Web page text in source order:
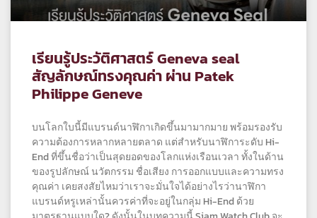
เรียนรู้ประวัติศาสตร์ Geneva seal
สัญลักษณ์ทรงคุณค่า ผ่าน Patek
Philippe Geneve
บนโลกใบนี้มีแบรนด์นาฬิกาเกิดขึ้นมามากมาย พร้อมรองรับ
ความต้องการหลากหลายตลาด แต่สำหรับนาฬิการะดับ Hi-
End ที่ขึ้นชื่อว่าเป็นสุดยอดของโลกแห่งเรือนเวลา ทั้งในด้าน
ของรูปลักษณ์ นวัตกรรม ชื่อเสียง การออกแบบและความทรง
คุณค่า เคยสงสัยไหมว่าเราจะมั่นใจได้อย่างไรว่านาฬิกา
แบรนด์หรูเหล่านั้นควรค่าที่จะอยู่ในกลุ่ม Hi-End ด้วย